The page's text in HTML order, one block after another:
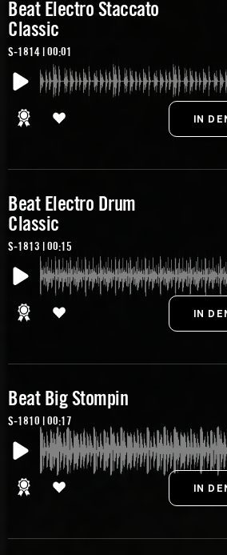
Beat Electro Staccato
Classic
S-1814 | 00:01
Beat Electro Drum
Classic
S-1813 | 00:15
Beat Big Stompin
S-1810 | 00:17